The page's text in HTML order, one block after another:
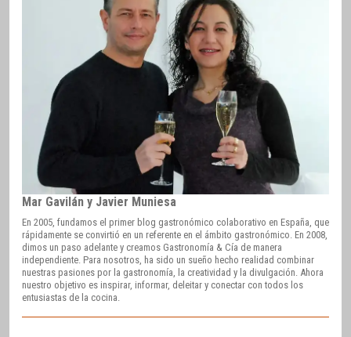
Mar Gavilán y Javier Muniesa
En 2005, fundamos el primer blog gastronómico colaborativo en España, que
rápidamente se convirtió en un referente en el ámbito gastronómico. En 2008,
dimos un paso adelante y creamos Gastronomía & Cía de manera
independiente. Para nosotros, ha sido un sueño hecho realidad combinar
nuestras pasiones por la gastronomía, la creatividad y la divulgación. Ahora
nuestro objetivo es inspirar, informar, deleitar y conectar con todos los
entusiastas de la cocina.